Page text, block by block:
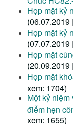
Họp mặt kỷ
Họp mặt kỷ
Họp mặt
Họp mặt
xem: 1704)
Một kỷ
điểm hẹn
xem: 1655)